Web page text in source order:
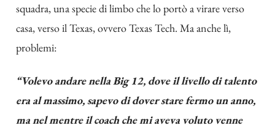
squadra, una specie di limbo che lo portò a virare verso
casa, verso il Texas, ovvero Texas Tech. Ma anche lì,
problemi:
“Volevo andare nella Big 12, dove il livello di talento
era al massimo, sapevo di dover stare fermo un anno,
ma nel mentre il coach che mi aveva voluto venne